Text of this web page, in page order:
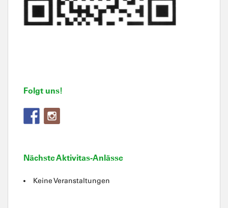
Folgt uns!
Nächste Aktivitas-Anlässe
Keine Veranstaltungen